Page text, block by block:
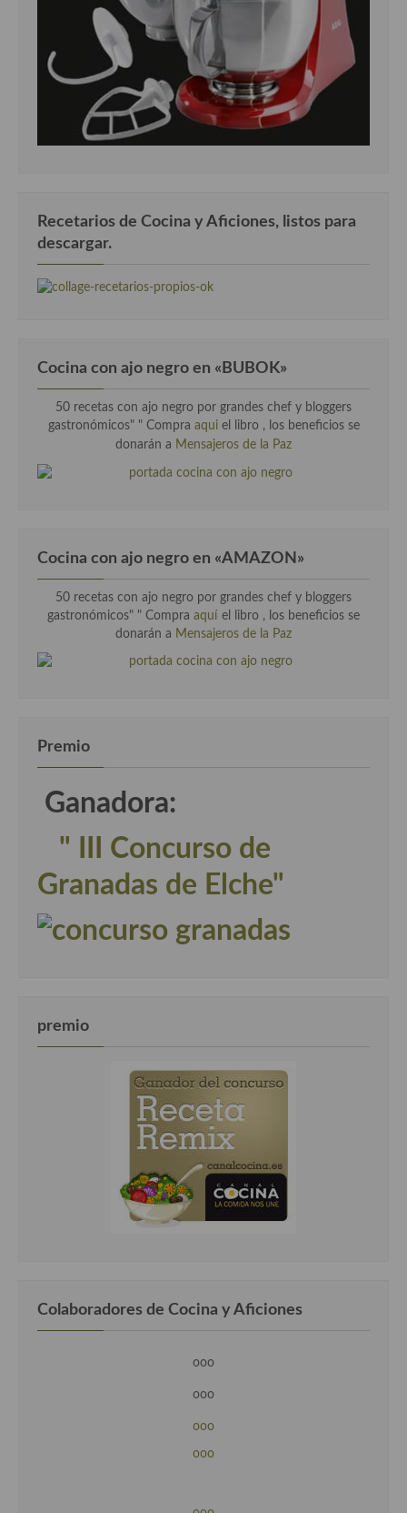
Recetarios de Cocina y Aficiones, listos para
descargar.
Cocina con ajo negro en «BUBOK»
50 recetas con ajo negro por grandes chef y bloggers
gastronómicos" " Compra aqui el libro , los beneficios se
donarán a Mensajeros de la Paz
Cocina con ajo negro en «AMAZON»
50 recetas con ajo negro por grandes chef y bloggers
gastronómicos" " Compra aquí el libro , los beneficios se
donarán a Mensajeros de la Paz
Premio
Ganadora:
" III Concurso de
Granadas de Elche"
premio
Colaboradores de Cocina y Aficiones
ooo
ooo
ooo
ooo